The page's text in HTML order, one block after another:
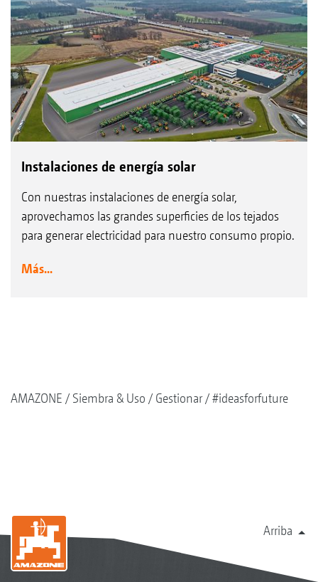
Instalaciones de energía solar
Con nuestras instalaciones de energía solar,
aprovechamos las grandes superficies de los tejados
para generar electricidad para nuestro consumo propio.
Más...
AMAZONE Siembra & Uso Gestionar #ideasforfuture
Arriba